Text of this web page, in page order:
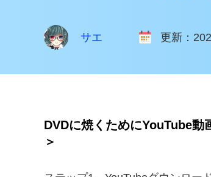
サエ 更新：
DVDに焼くためにYouTube動
＞